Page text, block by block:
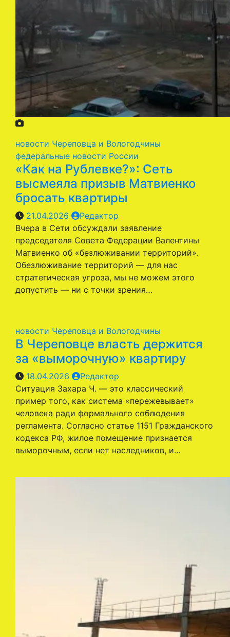
новости Череповца и Вологодчины
федеральные новости России
«Как на Рублевке?»: Сеть
высмеяла призыв Матвиенко
бросать квартиры
21.04.2026
Редактор
Вчера в Сети обсуждали заявление
председателя Совета Федерации Валентины
Матвиенко об «безлюживании территорий».
Обезлюживание территорий — для нас
стратегическая угроза, мы не можем этого
допустить — ни с точки зрения…
новости Череповца и Вологодчины
В Череповце власть держится
за «выморочную» квартиру
18.04.2026
Редактор
Ситуация Захара Ч. — это классический
пример того, как система «пережевывает»
человека ради формального соблюдения
регламента. Согласно статье 1151 Гражданского
кодекса РФ, жилое помещение признается
выморочным, если нет наследников, и…